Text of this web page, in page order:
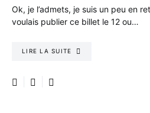
Ok, je l’admets, je suis un peu en
voulais publier ce billet le 12 ou…
LIRE LA SUITE